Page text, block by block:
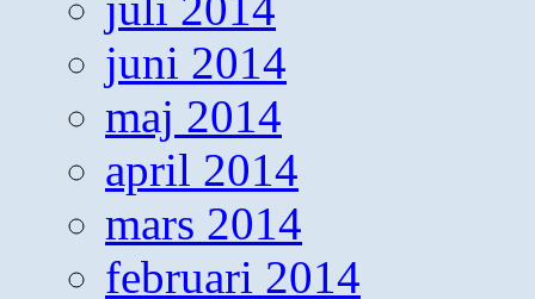
juni 2014
maj 2014
april 2014
mars 2014
februari 2014